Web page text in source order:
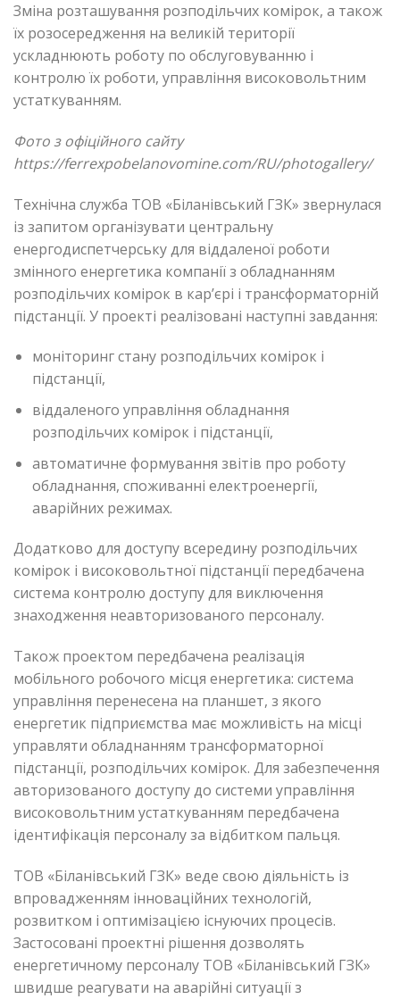
Зміна розташування розподільчих комірок, а також
їх розосередження на великій території
ускладнюють роботу по обслуговуванню і
контролю їх роботи, управління високовольтним
устаткуванням.
Фото з офіційного сайту
https://ferrexpobelanovomine.com/RU/photogallery/
Технічна служба ТОВ «Біланівський ГЗК» звернулася
із запитом організувати центральну
енергодиспетчерську для віддаленої роботи
змінного енергетика компанії з обладнанням
розподільчих комірок в кар’єрі і трансформаторній
підстанції. У проекті реалізовані наступні завдання:
моніторинг стану розподільчих комірок і
підстанції,
віддаленого управління обладнання
розподільчих комірок і підстанції,
автоматичне формування звітів про роботу
обладнання, споживанні електроенергії,
аварійних режимах.
Додатково для доступу всередину розподільчих
комірок і високовольтної підстанції передбачена
система контролю доступу для виключення
знаходження неавторизованого персоналу.
Також проектом передбачена реалізація
мобільного робочого місця енергетика: система
управління перенесена на планшет, з якого
енергетик підприємства має можливість на місці
управляти обладнанням трансформаторної
підстанції, розподільчих комірок. Для забезпечення
авторизованого доступу до системи управління
високовольтним устаткуванням передбачена
ідентифікація персоналу за відбитком пальця.
ТОВ «Біланівський ГЗК» веде свою діяльність із
впровадженням інноваційних технологій,
розвитком і оптимізацією існуючих процесів.
Застосовані проектні рішення дозволять
енергетичному персоналу ТОВ «Біланівський ГЗК»
швидше реагувати на аварійні ситуації з